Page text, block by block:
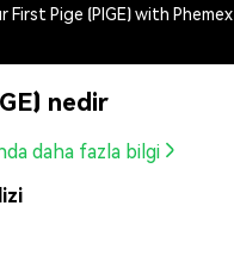
First Pige (PIGE) with Phemex
nedir
daha fazla bilgi